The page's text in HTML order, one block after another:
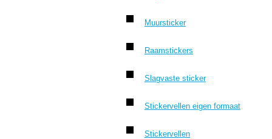
Muursticker
Raamstickers
Slagvaste sticker
Stickervellen eigen formaat
Stickervellen